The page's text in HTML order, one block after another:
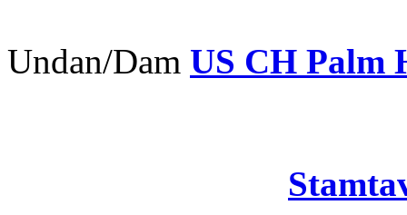
Undan/Dam US CH Palm